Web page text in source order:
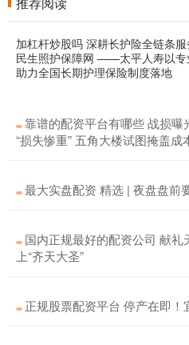
加杠杆炒股吗 深耕长护险全链条
民生照护保障网 ——太平人寿以专
助力全国长期护理保险制度落地
靠谱的配资平台有哪些 战损
“损失惨重” 五角大楼试图掩盖成
最大实盘配资 精选 | 夜盘盘前
国内正规最好的配资公司 献
上“齐天大圣”
正规股票配资平台 停产在即！